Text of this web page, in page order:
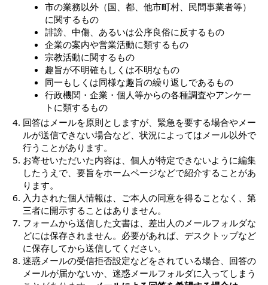
市の業務以外（国、都、他市町村、民間事業者等）
に関するもの
誹謗、中傷、あるいは公序良俗に反するもの
企業の案内や営業活動に類するもの
宗教活動に関するもの
趣旨が不明確もしくは不明なもの
同一もしくは同様な趣旨の繰り返しであるもの
行政機関・企業・個人等からの各種調査やアンケー
トに類するもの
回答はメールを原則としますが、緊急を要する場合やメー
ルが送信できない場合など、状況によってはメール以外で
行うことがあります。
お寄せいただいた内容は、個人が特定できないように編集
したうえで、要旨をホームページなどで紹介することがあ
ります。
入力された個人情報は、ご本人の同意を得ることなく、第
三者に開示することはありません。
フォームから送信した文書は、差出人のメールフォルダな
どには保存されません。必要があれば、デスクトップなど
に保存してから送信してください。
迷惑メールの受信拒否設定などをされている場合、回答の
メールが届かないか、迷惑メールフォルダに入ってしまう